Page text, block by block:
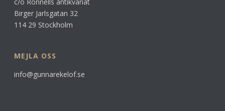
Birger Jarlsgatan 32
114 29 Stockholm
MEJLA OSS
info@gunnarekelof.se